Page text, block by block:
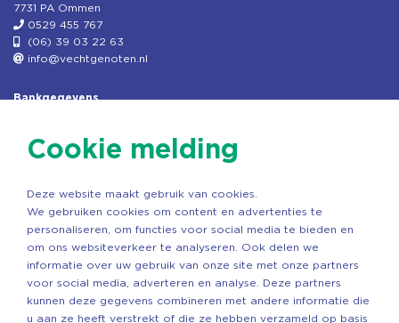
7731 PA Ommen
0529 455 767
(06) 39 03 22 63
info@vechtgenoten.nl
Bankgegevens
Rek.nr: NL85RABO0127579230
Copyright ©2026 Vechtgenoten
Cookie melding
Deze website maakt gebruik van cookies.
We gebruiken cookies om content en advertenties te
personaliseren, om functies voor social media te bieden en
om ons websiteverkeer te analyseren. Ook delen we
informatie over uw gebruik van onze site met onze partners
voor social media, adverteren en analyse. Deze partners
kunnen deze gegevens combineren met andere informatie die
u aan ze heeft verstrekt of die ze hebben verzameld op basis